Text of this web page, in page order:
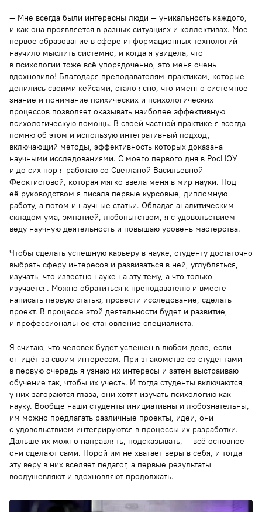
— Мне всегда были интересны люди — уникальность каждого,
и как она проявляется в разных ситуациях и коллективах. Мое
первое образование в сфере информационных технологий
научило мыслить системно, и когда я увидела, что
в психологии тоже всё упорядоченно, это меня очень
вдохновило! Благодаря преподавателям-практикам, которые
делились своими кейсами, стало ясно, что именно системное
знание и понимание психических и психологических
процессов позволяет оказывать наиболее эффективную
психологическую помощь. В своей частной практике я всегда
помню об этом и использую интегративный подход,
включающий методы, эффективность которых доказана
научными исследованиями. С моего первого дня в РосНОУ
и до сих пор я работаю со Светланой Васильевной
Феоктистовой, которая мягко ввела меня в мир науки. Под
её руководством я писала первые курсовые, дипломную
работу, а потом и научные статьи. Обладая аналитическим
складом ума, эмпатией, любопытством, я с удовольствием
веду научную деятельность и повышаю уровень мастерства.
Чтобы сделать успешную карьеру в науке, студенту достаточно
выбрать сферу интересов и развиваться в ней, углубляться,
изучать, что известно науке на эту тему, а что только
изучается. Можно обратиться к преподавателю и вместе
написать первую статью, провести исследование, сделать
проект. В процессе этой деятельности будет и развитие,
и профессиональное становление специалиста.
Я считаю, что человек будет успешен в любом деле, если
он идёт за своим интересом. При знакомстве со студентами
в первую очередь я узнаю их интересы и затем выстраиваю
обучение так, чтобы их учесть. И тогда студенты включаются,
у них загораются глаза, они хотят изучать психологию как
науку. Вообще наши студенты инициативны и любознательны,
им можно предлагать различные проекты, идеи, они
с удовольствием интегрируются в процессы их разработки.
Дальше их можно направлять, подсказывать, — всё основное
они сделают сами. Порой им не хватает веры в себя, и тогда
эту веру в них вселяет педагог, а первые результаты
воодушевляют и вдохновляют продолжать.